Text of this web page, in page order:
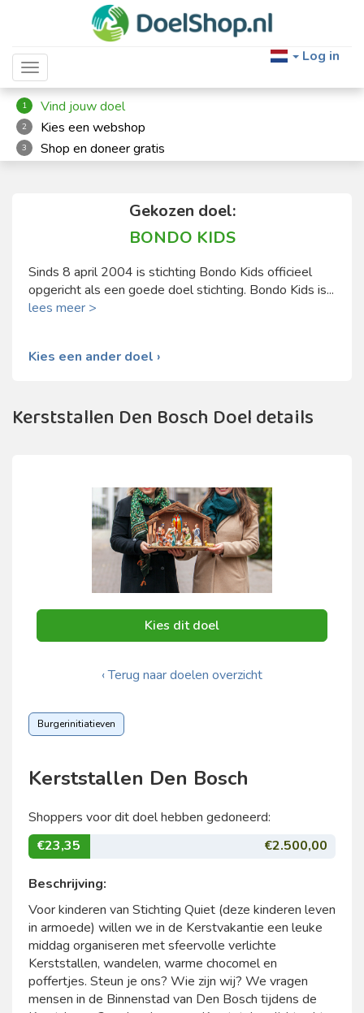
Toggle navigation
Log in
1 Vind jouw doel
2 Kies een webshop
3 Shop en doneer gratis
Gekozen doel:
BONDO KIDS
Sinds 8 april 2004 is stichting Bondo Kids officieel
opgericht als een goede doel stichting. Bondo Kids is...
lees meer >
Kies een ander doel ›
Kerststallen Den Bosch Doel details
Kies dit doel
‹ Terug naar doelen overzicht
Burgerinitiatieven
Kerststallen Den Bosch
Shoppers voor dit doel hebben gedoneerd:
€23,35
€2.500,00
Beschrijving:
Voor kinderen van Stichting Quiet (deze kinderen leven
in armoede) willen we in de Kerstvakantie een leuke
middag organiseren met sfeervolle verlichte
Kerststallen, wandelen, warme chocomel en
poffertjes. Steun je ons? Wie zijn wij? We vragen
mensen in de Binnenstad van Den Bosch tijdens de